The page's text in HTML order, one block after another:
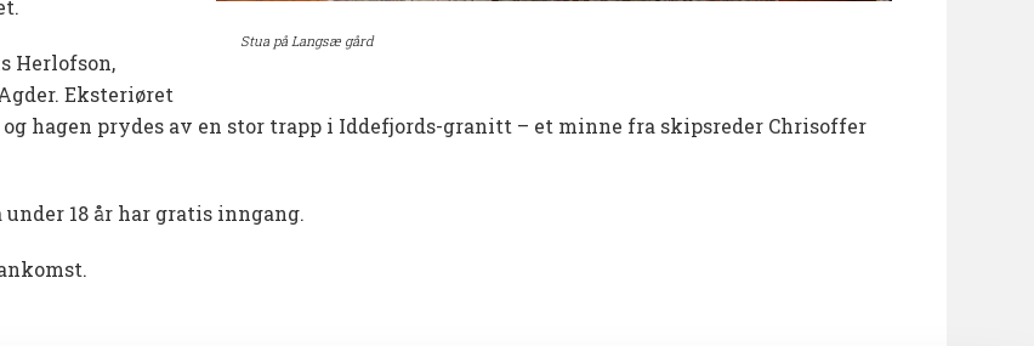
Stua på Langsæ gård
Herlofson,
Eksteriøret
hagen prydes av en stor trapp i Iddefjords-granitt – et minne fra skipsreder Chrisoffer
18 år har gratis inngang.